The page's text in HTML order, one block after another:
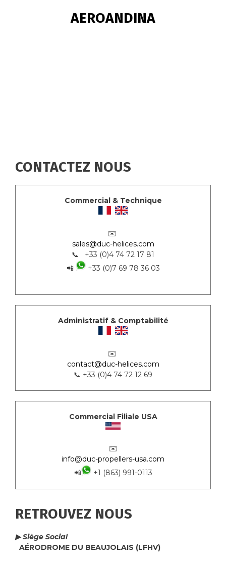
AEROANDINA
CONTACTEZ NOUS
Commercial & Technique
✉️
sales@duc-helices.com
📞 +33 (0)4 74 72 17 81
📲
+33 (0)7 69 78 36 03
Administratif & Comptabilité
✉️
contact@duc-helices.com
📞 +33 (0)4 74 72 12 69
Commercial Filiale USA
✉️
info@duc-propellers-usa.com
📲
+1 (863) 991-0113
RETROUVEZ NOUS
▶ Siège Social
AÉRODROME DU BEAUJOLAIS (LFHV)